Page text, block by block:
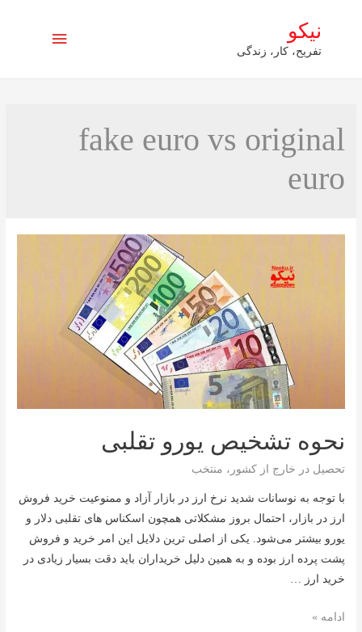
نیکو
تفریح، کار، زندگی
فهرست
fake euro vs original
euro
نحوه تشخیص یورو تقلبی
تحصیل در خارج از کشور ، منتخب
با توجه به نوسانات شدید نرخ ارز در بازار آزاد و ممنوعیت خرید فروش
ارز در بازار، احتمال بروز مشکلاتی همچون اسکناس های تقلبی دلار و
یورو بیشتر می‌شود. یکی از اصلی ترین دلایل این امر خرید و فروش
پشت پرده ارز بوده و به همین دلیل خریداران باید دقت بسیار زیادی در
خرید ارز …
نحوه
ادامه »